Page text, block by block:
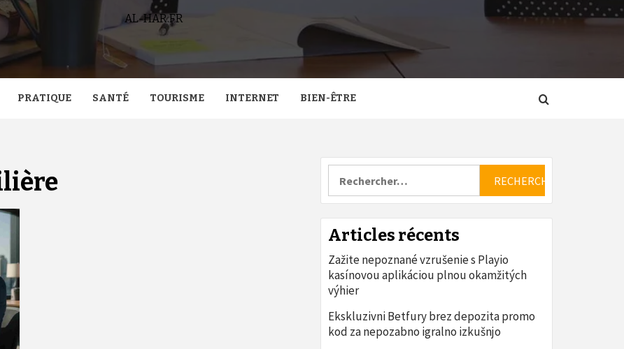
AL-HAR.FR
PRATIQUE SANTÉ TOURISME INTERNET BIEN-ÊTRE
Articles récents
Zažite nepoznané vzrušenie s Playio
kasínovou aplikáciou plnou okamžitých
výhier
Ekskluzivni Betfury brez depozita promo
kod za nepozabno igralno izkušnjo